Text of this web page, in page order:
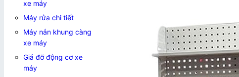
xe máy
Máy rửa chi tiết
Máy nắn khung càng
xe máy
Giá đỡ động cơ xe
máy